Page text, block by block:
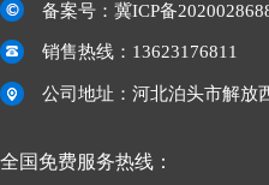
备案号： 冀ICP备
销售热线：13623176811
公司地址：河北泊头市解放
全国免费服务热线：